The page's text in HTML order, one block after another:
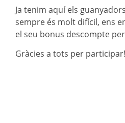
Ja tenim aquí els
sempre és molt difícil, ens
el seu bonus descompte
Gràcies a tots per participar!